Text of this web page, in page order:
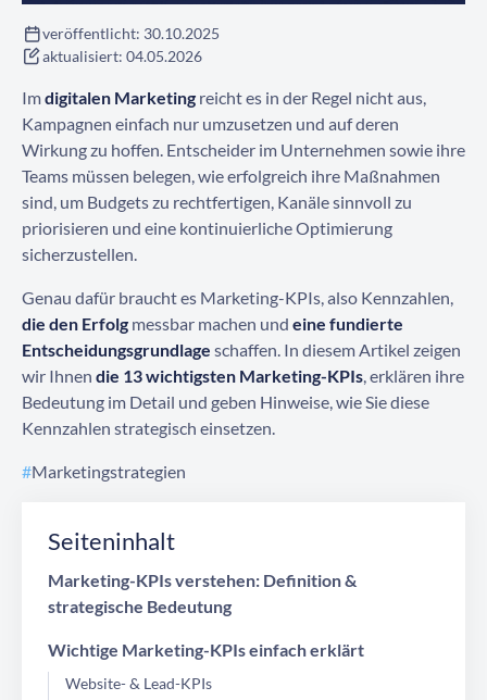
veröffentlicht: 30.10.2025
aktualisiert: 04.05.2026
Imdigitalen Marketing reicht es in der Regel nicht aus,
Kampagnen einfach nur umzusetzen und auf deren
Wirkung zu hoffen. Entscheider im Unternehmen sowie ihre
Teams müssen belegen, wie erfolgreich ihre Maßnahmen
sind, um Budgets zu rechtfertigen, Kanäle sinnvoll zu
priorisieren und eine kontinuierliche Optimierung
sicherzustellen.
Genau dafür braucht es Marketing-KPIs, also Kennzahlen,
die den Erfolg messbar machen und eine fundierte
Entscheidungsgrundlage schaffen. In diesem Artikel zeigen
wir Ihnen die 13 wichtigsten Marketing-KPIs, erklären ihre
Bedeutung im Detail und geben Hinweise, wie Sie diese
Kennzahlen strategisch einsetzen.
#Marketingstrategien
Seiteninhalt
Marketing-KPIs verstehen: Definition &
strategische Bedeutung
Wichtige Marketing-KPIs einfach erklärt
Website- & Lead-KPIs